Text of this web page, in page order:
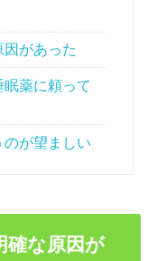
があった
薬に頼って
のが望ましい
確な原因が